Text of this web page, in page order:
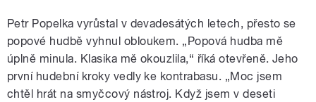
Petr Popelka vyrůstal v devadesátých letech, přesto se
popové hudbě vyhnul obloukem. „Popová hudba mě
úplně minula. Klasika mě okouzlila,“ říká otevřeně. Jeho
první hudební kroky vedly ke kontrabasu. „Moc jsem
chtěl hrát na smyčcový nástroj. Když jsem v deseti